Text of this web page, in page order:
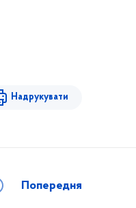
Надрукувати
Попередня